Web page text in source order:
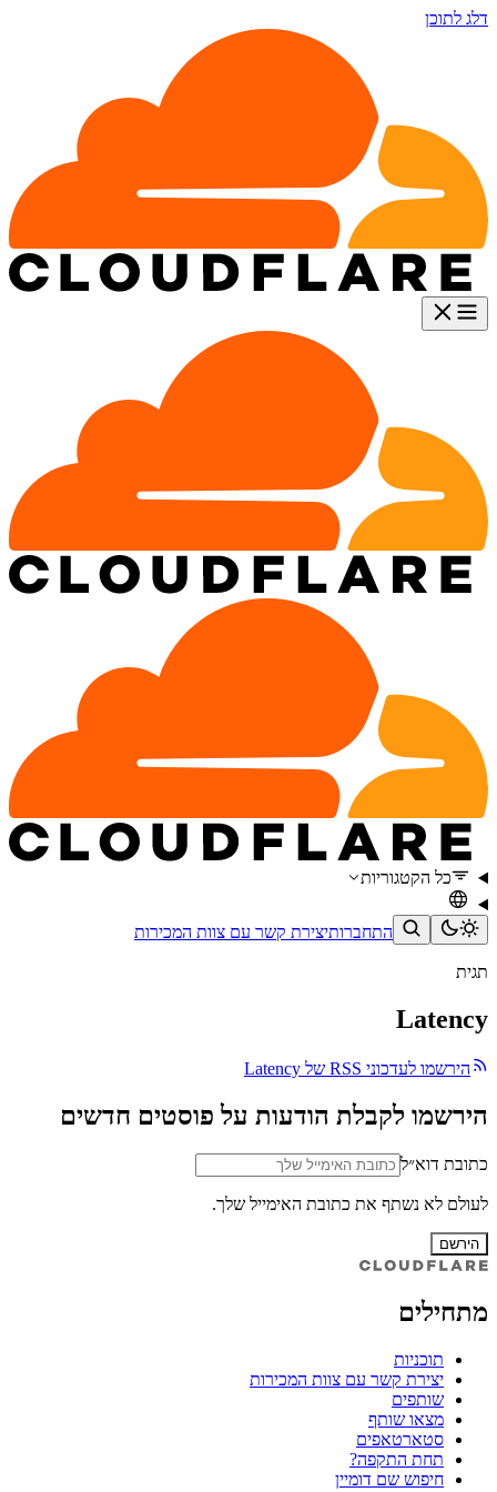
דלג לתוכן
כל הקטגוריות
התחברותיצירת קשר עם צוות המכירות
תגית
Latency
הירשמו לעדכוני RSS של Latency
הירשמו לקבלת הודעות על פוסטים חדשים
כתובת דוא״ל
לעולם לא נשתף את כתובת האימייל שלך.
הירשם
מתחילים
תוכניות
יצירת קשר עם צוות המכירות
שותפים
מצאו שותף
סטארטאפים
תחת התקפה?
חיפוש שם דומיין